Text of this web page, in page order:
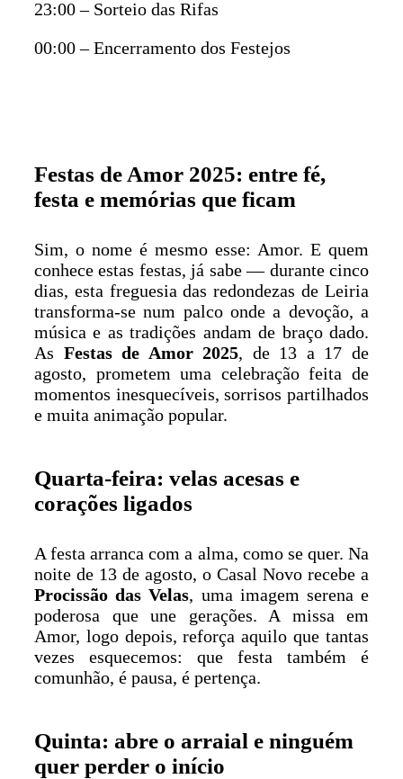
23:00 – Sorteio das Rifas
00:00 – Encerramento dos Festejos
Festas de Amor 2025: entre fé,
festa e memórias que ficam
Sim, o nome é mesmo esse: Amor. E quem
conhece estas festas, já sabe — durante cinco
dias, esta freguesia das redondezas de Leiria
transforma-se num palco onde a devoção, a
música e as tradições andam de braço dado.
As Festas de Amor 2025, de 13 a 17 de
agosto, prometem uma celebração feita de
momentos inesquecíveis, sorrisos partilhados
e muita animação popular.
Quarta-feira: velas acesas e
corações ligados
A festa arranca com a alma, como se quer. Na
noite de 13 de agosto, o Casal Novo recebe a
Procissão das Velas, uma imagem serena e
poderosa que une gerações. A missa em
Amor, logo depois, reforça aquilo que tantas
vezes esquecemos: que festa também é
comunhão, é pausa, é pertença.
Quinta: abre o arraial e ninguém
quer perder o início